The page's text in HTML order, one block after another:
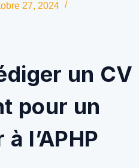
27, 2024
un CV
pour un
l’APHP